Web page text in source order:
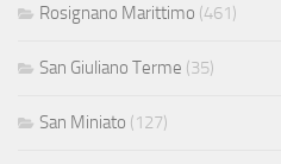
Rosignano Marittimo (461)
San Giuliano Terme (35)
San Miniato (127)